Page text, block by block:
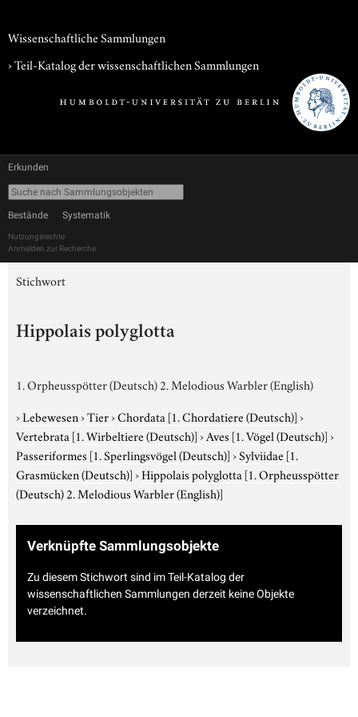
Wissenschaftliche Sammlungen
› Teil-Katalog der wissenschaftlichen Sammlungen
Erkunden
Bestände Systematik
Nutzungsrechte
Anmelden zur Recherche
Stichwort
Hippolais polyglotta
1. Orpheusspötter (Deutsch) 2. Melodious Warbler (English)
›Lebewesen›Tier›Chordata [1. Chordatiere (Deutsch)]›
Vertebrata [1. Wirbeltiere (Deutsch)]›Aves [1. Vögel (Deutsch)]›
Passeriformes [1. Sperlingsvögel (Deutsch)]›Sylviidae [1.
Grasmücken (Deutsch)]›Hippolais polyglotta [1. Orpheusspötter
(Deutsch) 2. Melodious Warbler (English)]
Verknüpfte Sammlungsobjekte
Zu diesem Stichwort sind im Teil-Katalog der
wissenschaftlichen Sammlungen derzeit keine Objekte
verzeichnet.